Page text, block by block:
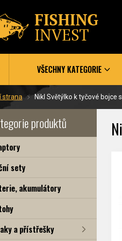
VŠECHNY KATEGORIE
strana Nikl Světýlko k tyčové
produktů
sety
akumulátory
a přístřešky